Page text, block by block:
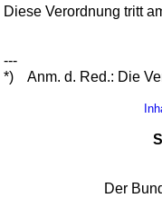
Diese Verordnung tritt
---
*)
Anm. d. Red.: Die
Der